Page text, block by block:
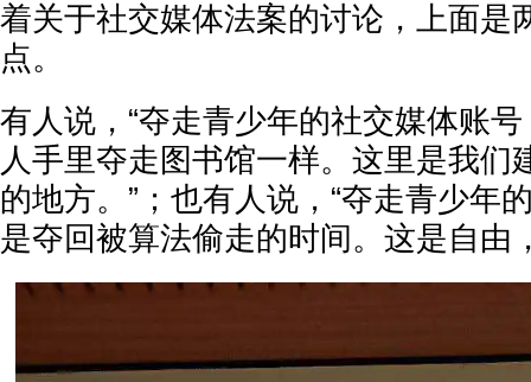
着关于社交媒体法案的讨论，上面是
点。
有人说，“夺走青少年的社交媒体账
人手里夺走图书馆一样。这里是我们
的地方。”；也有人说，“夺走青少年
是夺回被算法偷走的时间。这是自由